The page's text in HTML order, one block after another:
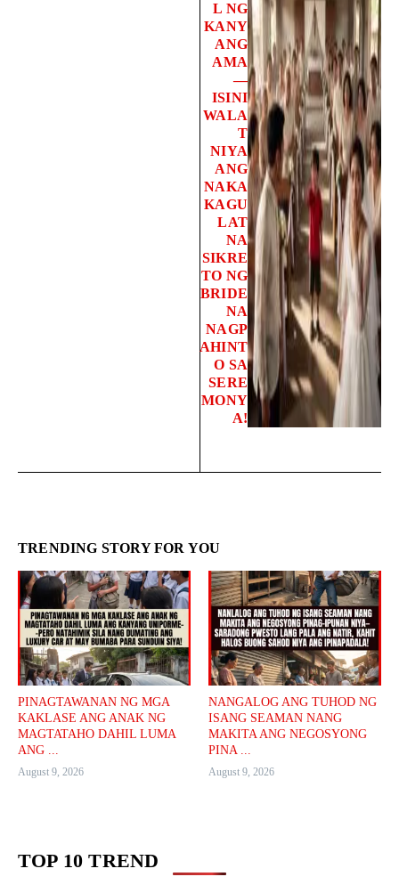
L NG
KANY
ANG
AMA
—
ISINI
WALA
T
NIYA
ANG
NAKA
KAGU
LAT
NA
SIKRE
TO NG
BRIDE
NA
NAGP
AHINT
O SA
SERE
MONY
A!
TRENDING STORY FOR YOU
PINAGTAWANAN NG MGA
KAKLASE ANG ANAK NG
MAGTATAHO DAHIL LUMA
ANG ...
August 9, 2026
NANGALOG ANG TUHOD NG
ISANG SEAMAN NANG
MAKITA ANG NEGOSYONG
PINA ...
August 9, 2026
TOP 10 TREND